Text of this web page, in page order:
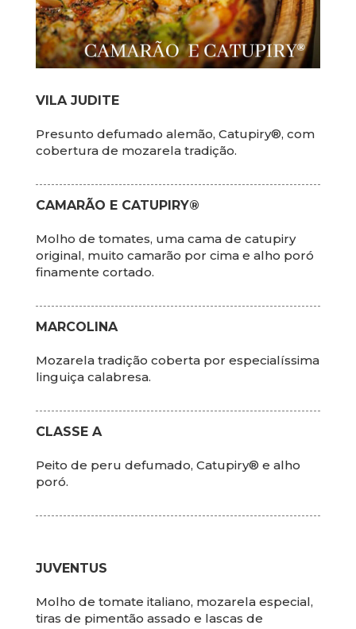
VILA JUDITE
Presunto defumado alemão, Catupiry®, com
cobertura de mozarela tradição.
CAMARÃO E CATUPIRY®
Molho de tomates, uma cama de catupiry
original, muito camarão por cima e alho poró
finamente cortado.
MARCOLINA
Mozarela tradição coberta por especialíssima
linguiça calabresa.
CLASSE A
Peito de peru defumado, Catupiry® e alho
poró.
JUVENTUS
Molho de tomate italiano, mozarela especial,
tiras de pimentão assado e lascas de